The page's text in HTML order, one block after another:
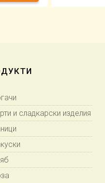
и сладкарски изделия